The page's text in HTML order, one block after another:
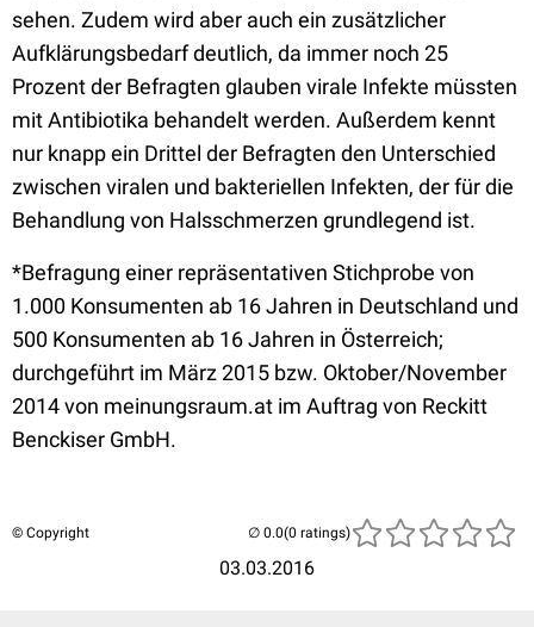
sehen. Zudem wird aber auch ein zusätzlicher
Aufklärungsbedarf deutlich, da immer noch 25
Prozent der Befragten glauben virale Infekte müssten
mit Antibiotika behandelt werden. Außerdem kennt
nur knapp ein Drittel der Befragten den Unterschied
zwischen viralen und bakteriellen Infekten, der für die
Behandlung von Halsschmerzen grundlegend ist.
*Befragung einer repräsentativen Stichprobe von
1.000 Konsumenten ab 16 Jahren in Deutschland und
500 Konsumenten ab 16 Jahren in Österreich;
durchgeführt im März 2015 bzw. Oktober/November
2014 von meinungsraum.at im Auftrag von Reckitt
Benckiser GmbH.
© Copyright
03.03.2016
(0 ratings)